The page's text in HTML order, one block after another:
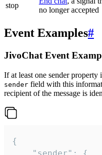
stop
no longer accepted
Event Examples#
JivoChat Event
If at least one sender property
sender field with this
recipient of the message is
{